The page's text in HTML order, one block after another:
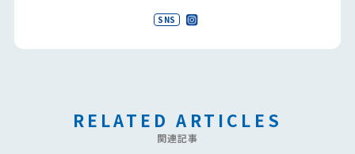
SNS
RELATED ARTICLES
関連記事